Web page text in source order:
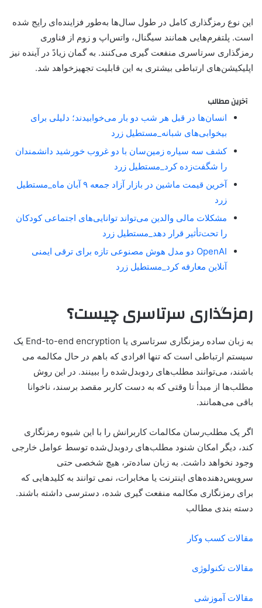
این نوع رمزگذاری کامل در طول سال‌ها به‌طور فزاینده‌ای رایج شده
است. پلتفرم‌هایی همانند سیگنال، واتس‌اپ و زوم از فناوری
رمزگذاری سرتاسری منفعت گیری می‌کنند. به گمان زیادً در آینده نیز
اپلیکیشن‌های ارتباطی بیشتری به این قابلیت تجهیزخواهد شد.
آخرین مطالب
انسان‌ها در قبل هر شب دو بار می‌خوابیدند؛ دلیلی برای
بیخوابی‌های شبانه_مستطیل زرد
کشف سه سیاره زمین‌سان با دو غروب خورشید دانشمندان
را شگفت‌زده کرد_مستطیل زرد
آخرین قیمت ماشین در بازار آزاد جمعه ۹ آبان ماه_مستطیل
زرد
مشکلات مالی والدین می‌تواند توانایی‌های اجتماعی کودکان
را تحت‌تأثیر قرار دهد_مستطیل زرد
OpenAI دو مدل هوش مصنوعی تازه برای ترقی ایمنی
آنلاین معارفه کرد_مستطیل زرد
رمزگذاری سرتاسری چیست؟
به زبان ساده رمزنگاری سرتاسری یا End-to-end encryption یک
سیستم ارتباطی است که تنها افرادی که باهم در حال مکالمه می
باشند، می‌توانند مطلب‌های ردوبدل‌شده را ببینند. در این روش
مطلب‌ها از مبدأ تا وقتی که به دست کاربر مقصد برسند، ناخوانا
باقی می‌همانند.
اگر یک مطلب‌رسان مکالمات کاربرانش را با این شیوه رمزنگاری
کند، دیگر امکان شنود مطلب‌های ردوبدل‌شده توسط عوامل خارجی
وجود نخواهد داشت. به زبان ساده‌تر، هیچ شخصی حتی
سرویس‌دهنده‌های اینترنت یا مخابرات، نمی توانند به کلیدهایی که
برای رمزنگاری مکالمه منفعت گیری شده، دسترسی داشته باشند.
دسته بندی مطالب
مقالات کسب وکار
مقالات تکنولوژی
مقالات آموزشی